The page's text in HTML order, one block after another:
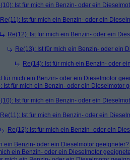
Ist für mich ein Benzin- oder ein
Re(11): Ist für mich ein Benzin- oder ein
Re(12): Ist für mich ein Benzin- oder ein
Re(13): Ist für mich ein Benzin- oder ein
Re(14): Ist für mich ein Benzin- oder
für mich ein Benzin- oder ein Dieselmotor
Ist für mich ein Benzin- oder ein Dieselmotor
Ist für mich ein Benzin- oder ein
Re(11): Ist für mich ein Benzin- oder ein
Re(12): Ist für mich ein Benzin- oder ein
ein Benzin- oder ein Dieselmotor geeigneter?
ein Benzin- oder ein Dieselmotor